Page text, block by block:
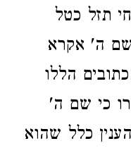
תזל כטל
שם ה' אקרא
הללו
כי שם ה'
כלל שהוא